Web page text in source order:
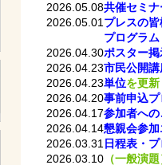
2026.05.08共催セミナ
2026.05.01 プレスの皆
プログラ
2026.04.30ポスター
2026.04.23市民公開講
2026.04.23単位を更新
2026.04.20事前申込
2026.04.17参加者へ
2026.04.14懇親会参
2026.03.31 日程表・
2026.03.10 （一般演